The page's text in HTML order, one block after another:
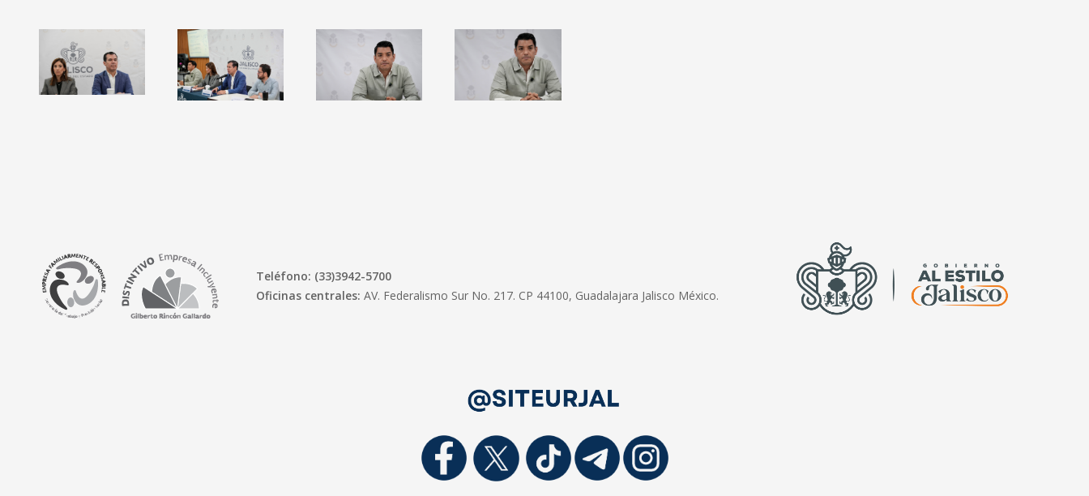
Teléfono: (33)3942-5700
Oficinas centrales: AV. Federalismo Sur No. 217. CP 44100, Guadalajara Jalisco México.